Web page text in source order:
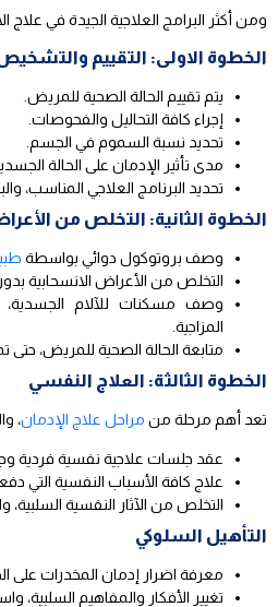
ومن أكثر البرامج العلاجية الجيدة في علاج
الخطوة الاولى: التقييم
يتم تقييم الحالة الصحية للمريض.
إجراء كافة التحاليل والفحوصات.
تحديد نسبة السموم في الجسم.
مدى تأثير الإدمان على الحالة
تحديد البرنامج العلاجي المناسب،
الخطوة الثانية: التخلص من
وصف بروتوكول دوائي بواسطة
التخلص من الأعراض الانسحابية
وصف مسكنات للآلام الجسدية،
المزاجية.
متابعة الحالة الصحية للمريض، حتى
الخطوة الثالثة: العلاج النفسي
تعد أهم مرحلة من مراحل علاج الإدمان،
عقد جلسات علاجية نفسية فردية
علاج كافة الأسباب النفسية التي
التخلص من الآثار النفسية السلبية،
التأهيل السلوكي
معرفة اضرار إدمان المخدرات على
تغيير الأفكار والمفاهيم السلبية،